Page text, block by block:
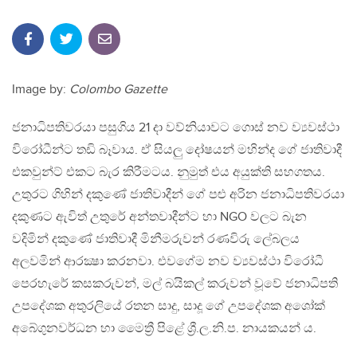
Image by: Colombo Gazette
ජනාධිපතිවරයා පසුගිය 21 දා වව්නියාවට ගොස් නව ව්‍යවස්ථා
විරෝධීන්ට තඩි බෑවාය​. ඒ සියලු දෝෂයන් මහින්ද ගේ ජාතිවාදී
එකවුන්ට් එකට බැර කිරීමටය​. නුමුත් එය අයුක්ති සහගතය​.
උතුරට ගිහින් දකුණේ ජාතිවාදීන් ගේ පළු අරින ජනාධිපතිවරයා
දකුණට ඇවිත් උතුරේ අන්තවාදීන්ට හා NGO වලට බැන
වදිමින් දකුණේ ජාතිවාදී මිනීමරුවන් රණවිරු ලේබලය
අලවමින් ආරක්‍ෂා කරනවා. එවගේම​ නව ව්‍යවස්ථා විරෝධී
පෙරහැරේ කසකරුවන්, මල් බයිකල් කරුවන් වූවේ ජනාධිපති
උපදේශක අතුරලියේ රතන සාදු, සාදූ ගේ උපදේශක අශෝක්
අබේගුනවර්ධන හා මෛත්‍රී පිළේ ශ්‍රී.ල​.නි.ප​. නායකයන්‍ ය.